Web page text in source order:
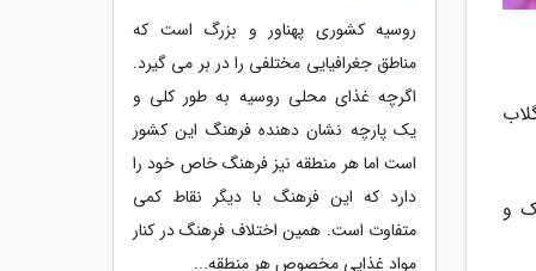
و
روسیه کشوری پهناور و بزرگ است که
مناطق جغرافیایی مختلفی را در بر می گیرد.
اگرچه غذای محلی روسیه به طور کلی و
یک پارچه نشان دهنده فرهنگ این کشور
است اما هر منطقه نیز فرهنگ خاص خود را
دارد که این فرهنگ با دیگر نقاط کمی
متفاوت است. همین اختلاف فرهنگ در کنار
مواد غذایی مخصوص هر منطقه...